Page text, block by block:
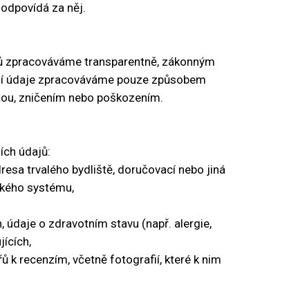
za něj.
transparentně, zákonným
údaje zpracováváme pouze způsobem
zničením nebo poškozením.
údajů:
trvalého bydliště, doručovací nebo jiná
systému,
údaje o zdravotním stavu (např. alergie,
k recenzím, včetně fotografií, které k nim